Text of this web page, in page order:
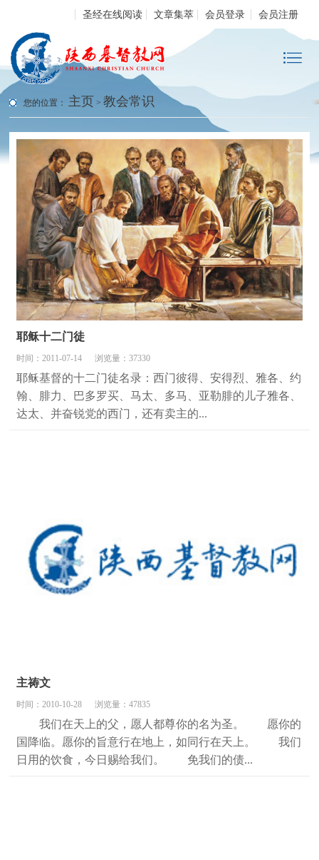
圣经在线阅读 文章集萃 会员登录 会员注册
您的位置： 主页 >教会常识
耶稣十二门徒
时间：2011-07-14 浏览量：37330
耶稣基督的十二门徒名录：西门彼得、安得烈、雅各、约
翰、腓力、巴多罗买、马太、多马、亚勒腓的儿子雅各、
达太、并奋锐党的西门，还有卖主的...
主祷文
时间：2010-10-28 浏览量：47835
我们在天上的父，愿人都尊你的名为圣。 愿你的
国降临。愿你的旨意行在地上，如同行在天上。 我们
日用的饮食，今日赐给我们。 免我们的债...